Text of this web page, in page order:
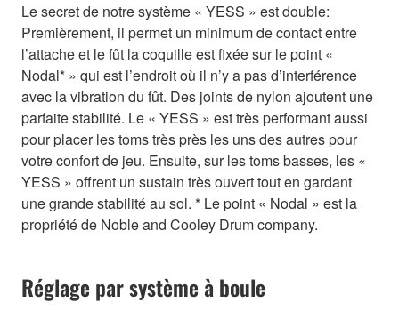
Le secret de notre système « YESS » est double:
Premièrement, il permet un minimum de contact entre
l’attache et le fût la coquille est fixée sur le point «
Nodal* » qui est l’endroit où il n’y a pas d’interférence
avec la vibration du fût. Des joints de nylon ajoutent une
parfaite stabilité. Le « YESS » est très performant aussi
pour placer les toms très près les uns des autres pour
votre confort de jeu. Ensuite, sur les toms basses, les «
YESS » offrent un sustain très ouvert tout en gardant
une grande stabilité au sol. * Le point « Nodal » est la
propriété de Noble and Cooley Drum company.
Réglage par système à boule